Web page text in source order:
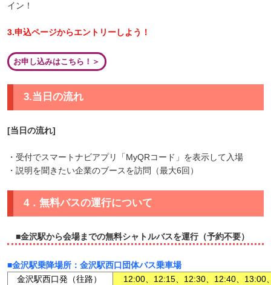
イン！
3.申込ページからエントリーしよう！
3.当日の流れ
[当日の流れ]
・受付でスマートナビアプリ「MyQRコード」を表示して入場
・説明を聞きたい企業のブースを訪問（最大6回）
4．無料バスの運行について
■金沢駅から会場までの無料シャトルバスを運行（予約不要）
■金沢駅乗降場所：金沢駅西口団体バス乗車場
金沢駅西口発（往路）
12:00、12:15、12:30、12:40、13:00